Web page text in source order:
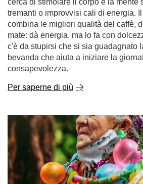
cerca di stimolare il corpo e la mente
tremanti o improvvisi cali di energia.
combina le migliori qualità del caffè,
mate: dà energia, ma lo fa con
c'è da stupirsi che si sia guadagnato
bevanda che aiuta a iniziare la
consapevolezza.
Per saperne di più